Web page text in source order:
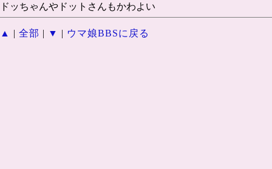
ドッちゃんやドットさんもかわよい
▲ | 全部 | ▼ | ウマ娘BBSに戻る